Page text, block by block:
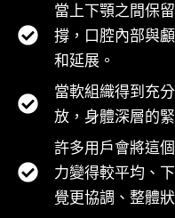
當上下顎之間保
撐，口腔內部與
和延展。
當軟組織得到充
放，身體深層的
許多用戶會將這
力變得較平均、
覺更協調、整體